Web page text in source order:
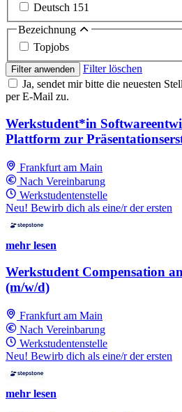
Deutsch 151
Bezeichnung
Topjobs
Filter anwenden
Filter löschen
Ja, sendet mir bitte die neuesten
per E-Mail zu.
Werkstudent*in
Plattform zur
Frankfurt am Main
Nach Vereinbarung
Werkstudentenstelle
Neu! Bewirb dich als eine/r der ersten
mehr lesen
Werkstudent Compensation
(m/w/d)
Frankfurt am Main
Nach Vereinbarung
Werkstudentenstelle
Neu! Bewirb dich als eine/r der ersten
mehr lesen